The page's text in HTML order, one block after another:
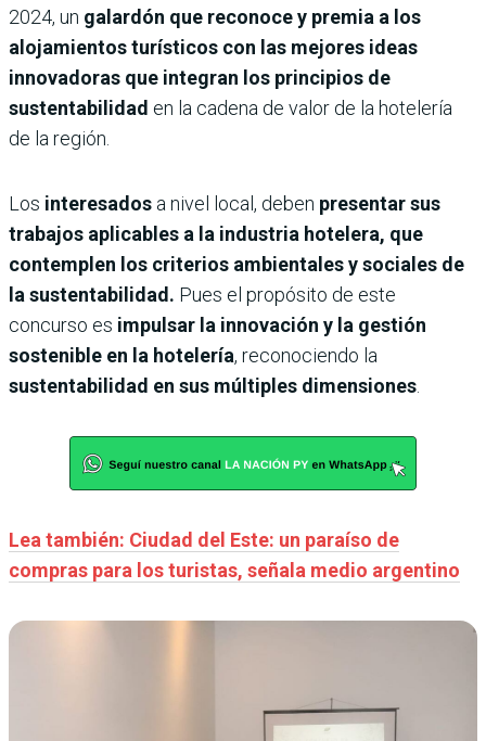
2024, un galardón que reconoce y premia a los
alojamientos turísticos con las mejores ideas
innovadoras que integran los principios de
sustentabilidad en la cadena de valor de la hotelería
de la región.
Los interesados a nivel local, deben presentar sus
trabajos aplicables a la industria hotelera, que
contemplen los criterios ambientales y sociales de
la sustentabilidad. Pues el propósito de este
concurso es impulsar la innovación y la gestión
sostenible en la hotelería, reconociendo la
sustentabilidad en sus múltiples dimensiones.
Lea también: Ciudad del Este: un paraíso de
compras para los turistas, señala medio argentino